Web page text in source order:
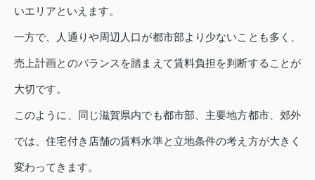
いエリアといえます。
一方で、人通りや周辺人口が都市部より少ないことも多く、
売上計画とのバランスを踏まえて賃料負担を判断することが
大切です。
このように、同じ滋賀県内でも都市部、主要地方都市、郊外
では、住宅付き店舗の賃料水準と立地条件の考え方が大きく
変わってきます。